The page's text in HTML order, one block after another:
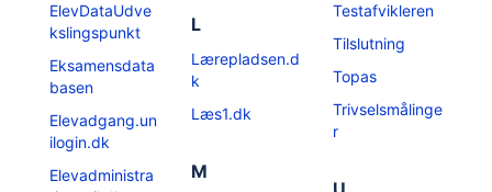
ElevDataUdve
kslingspunkt
Eksamensdata
basen
Elevadgang.un
ilogin.dk
Elevadministra
L
Lærepladsen.d
k
Læs1.dk
M
Testafvikleren
Tilslutning
Topas
Trivselsmålinge
r